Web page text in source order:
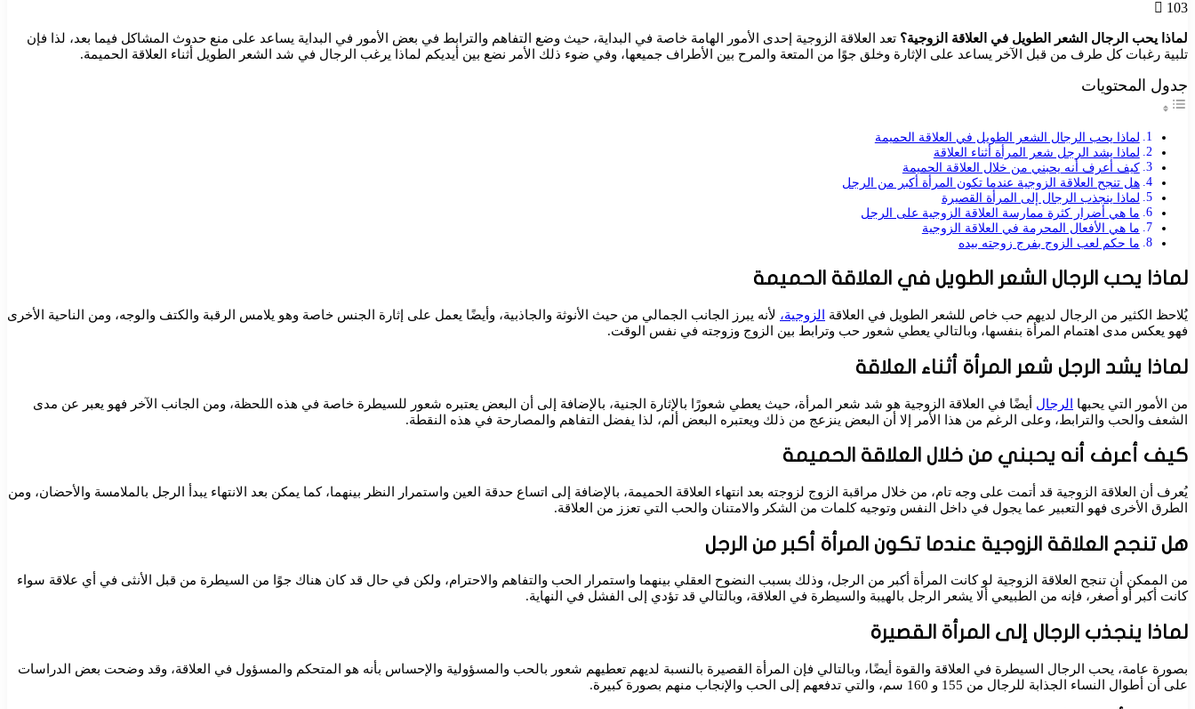
103
لماذا يحب الرجال الشعر الطويل في العلاقة الزوجية؟ تعد العلاقة الزوجية إحدى الأمور الهامة خاصة في البداية، حيث وضع التفاهم والترابط في بعض الأمور في البداية يساعد على منع حدوث المشاكل فيما بعد، لذا فإن
تلبية رغبات كل طرف من قبل الآخر يساعد على الإثارة وخلق جوًا من المتعة والمرح بين الأطراف جميعها، وفي ضوء ذلك الأمر نضع بين أيديكم لماذا يرغب الرجال في شد الشعر الطويل أثناء العلاقة الحميمة.
جدول المحتويات
لماذا يحب الرجال الشعر الطويل في العلاقة الحميمة
لماذا يشد الرجل شعر المرأة أثناء العلاقة
كيف أعرف أنه يحبني من خلال العلاقة الحميمة
هل تنجح العلاقة الزوجية عندما تكون المرأة أكبر من الرجل
لماذا ينجذب الرجال إلى المرأة القصيرة
ما هي أضرار كثرة ممارسة العلاقة الزوجية على الرجل
ما هي الأفعال المحرمة في العلاقة الزوجية
ما حكم لعب الزوج بفرج زوجته بيده
لماذا يحب الرجال الشعر الطويل في العلاقة الحميمة
يُلاحظ الكثير من الرجال لديهم حب خاص للشعر الطويل في العلاقة الزوجية، لأنه يبرز الجانب الجمالي من حيث الأنوثة والجاذبية، وأيضًا يعمل على إثارة الجنس خاصة وهو يلامس الرقبة والكتف والوجه، ومن الناحية الأخرى
فهو يعكس مدى اهتمام المرأة بنفسها، وبالتالي يعطي شعور حب وترابط بين الزوج وزوجته في نفس الوقت.
لماذا يشد الرجل شعر المرأة أثناء العلاقة
من الأمور التي يحبها الرجال أيضًا في العلاقة الزوجية هو شد شعر المرأة، حيث يعطي شعورًا بالإثارة الجنية، بالإضافة إلى أن البعض يعتبره شعور للسيطرة خاصة في هذه اللحظة، ومن الجانب الآخر فهو يعبر عن مدى
الشعف والحب والترابط، وعلى الرغم من هذا الأمر إلا أن البعض ينزعج من ذلك ويعتبره البعض ألم، لذا يفضل التفاهم والمصارحة في هذه النقطة.
كيف أعرف أنه يحبني من خلال العلاقة الحميمة
يُعرف أن العلاقة الزوجية قد أتمت على وجه تام، من خلال مراقبة الزوج لزوجته بعد انتهاء العلاقة الحميمة، بالإضافة إلى اتساع حدقة العين واستمرار النظر بينهما، كما يمكن بعد الانتهاء يبدأ الرجل بالملامسة والأحضان، ومن
الطرق الأخرى فهو التعبير عما يجول في داخل النفس وتوجيه كلمات من الشكر والامتنان والحب التي تعزز من العلاقة.
هل تنجح العلاقة الزوجية عندما تكون المرأة أكبر من الرجل
من الممكن أن تنجح العلاقة الزوجية لو كانت المرأة أكبر من الرجل، وذلك بسبب النضوح العقلي بينهما واستمرار الحب والتفاهم والاحترام، ولكن في حال قد كان هناك جوًا من السيطرة من قبل الأنثى في أي علاقة سواء
كانت أكبر أو أصغر، فإنه من الطبيعي ألا يشعر الرجل بالهيبة والسيطرة في العلاقة، وبالتالي قد تؤدي إلى الفشل في النهاية.
لماذا ينجذب الرجال إلى المرأة القصيرة
بصورة عامة، يحب الرجال السيطرة في العلاقة والقوة أيضًا، وبالتالي فإن المرأة القصيرة بالنسبة لديهم تعطيهم شعور بالحب والمسؤولية والإحساس بأنه هو المتحكم والمسؤول في العلاقة، وقد وضحت بعض الدراسات
على أن أطوال النساء الجذابة للرجال من 155 و 160 سم، والتي تدفعهم إلى الحب والإنجاب منهم بصورة كبيرة.